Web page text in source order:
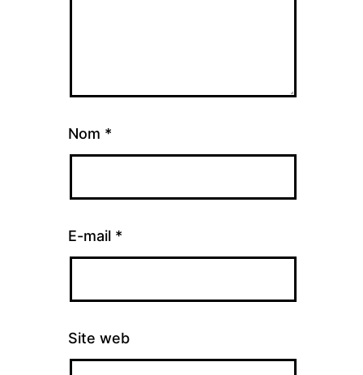
Nom *
E-mail *
Site web